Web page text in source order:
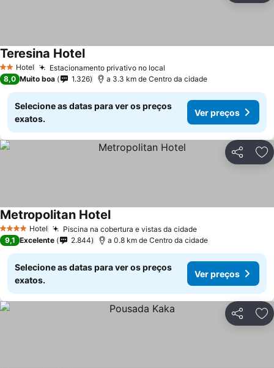
2 Estrelas
Hotel Estacionamento privativo no local
Teresina HotelVer preços
8,0 Muito boa 1.326 a 3.3 km de Centro da cidade
Selecione as datas para ver os preços
exatos.
Ver preços
Partilhar
4 EstrelasHotel Piscina na cobertura e vistas da cidadeVer preços
Metropolitan HotelVer preços
9,1 Excelente 2.844 a 0.8 km de Centro da cidade
Selecione as datas para ver os preços
exatos.
Ver preços
Partilhar